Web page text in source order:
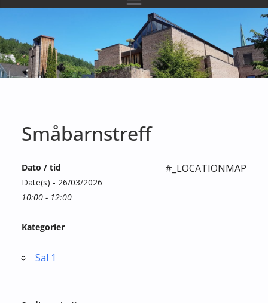
Småbarnstreff
#_LOCATIONMAP
Dato / tid
Date(s) - 26/03/2026
10:00 - 12:00
Kategorier
Sal 1